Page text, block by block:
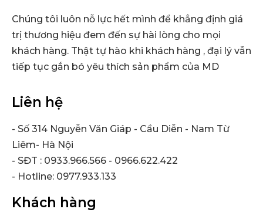
Chúng tôi luôn nỗ lực hết mình để khẳng định giá
trị thương hiệu đem đến sự hài lòng cho mọi
khách hàng. Thật tự hào khi khách hàng , đại lý vẫn
tiếp tục gắn bó yêu thích sản phẩm của MD
Liên hệ
- Số 314 Nguyễn Văn Giáp - Cầu Diễn - Nam Từ
Liêm- Hà Nội
- SĐT : 0933.966.566 - 0966.622.422
- Hotline: 0977.933.133
Khách hàng